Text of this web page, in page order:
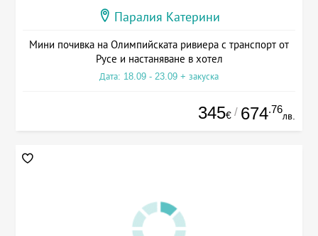
Паралия Катерини
Мини почивка на Олимпийската ривиера с транспорт от
Русе и настаняване в хотел
Дата: 18.09 - 23.09 + закуска
345€ / 674.76
лв.